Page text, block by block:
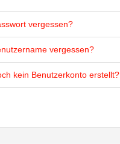
vergessen?
vergessen?
kein Benutzerkonto erstellt?